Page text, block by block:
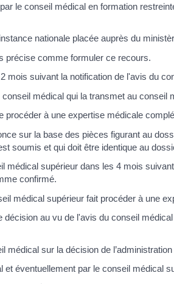
le conseil médical en formation
nationale placée auprès du
précise comme formuler ce recours.
mois suivant la notification de l'avis du
médical qui la transmet au
procéder à une expertise médicale
sur la base des pièces figurant au
soumis et qui doit être identique au
médical supérieur dans les 4 mois
confirmé.
médical supérieur fait procéder à une
au vu de l'avis du conseil
médical sur la décision de l’administration
éventuellement par le conseil médical